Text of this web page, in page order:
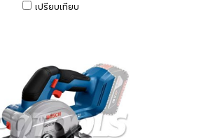
เปรียบเทียบ